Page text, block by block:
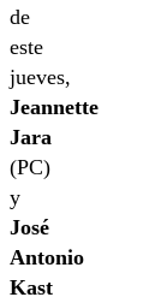
de
este
jueves,
Jeannette
Jara
(PC)
y
José
Antonio
Kast